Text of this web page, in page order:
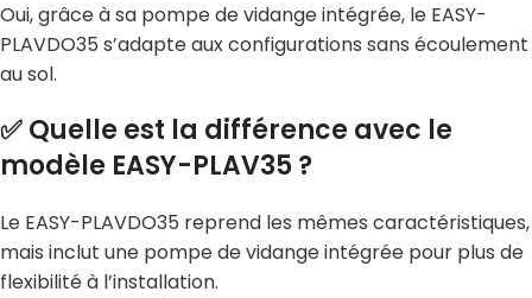
Oui, grâce à sa pompe de vidange intégrée, le EASY-
PLAVDO35 s’adapte aux configurations sans écoulement
au sol.
✅ Quelle est la différence avec le
modèle EASY-PLAV35 ?
Le EASY-PLAVDO35 reprend les mêmes caractéristiques,
mais inclut une pompe de vidange intégrée pour plus de
flexibilité à l’installation.